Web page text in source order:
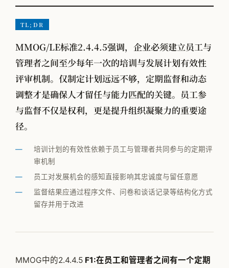
工厂物流规划
全部观点
工厂规划
学术发表
物流咨询公司怎么选
公司简介
TL;DR
MMOG/LE标准2.4.4.5强调，企业必须建立员工与
管理者之间至少每年一次的培训与发展计划有效性
评审机制。仅制定计划远远不够，定期监督和动态
调整才是确保人才留任与能力匹配的关键。员工参
与监督不仅是权利，更是提升组织凝聚力的重要途
径。
培训计划的有效性依赖于员工与管理者共同参与的定期评
审机制
员工对发展机会的感知直接影响其忠诚度与留任意愿
监督结果应通过程序文件、问卷和谈话记录等结构化方式
留存并用于改进
MMOG中的2.4.4.5 F1:在员工和管理者之间有一个定期